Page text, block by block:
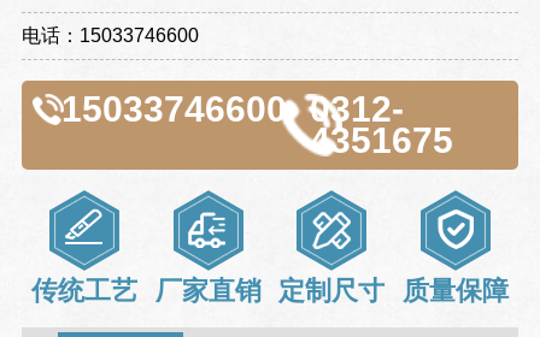
电话：15033746600
15033746600 0312-
4351675
传统工艺 厂家直销 定制尺寸 质量保障